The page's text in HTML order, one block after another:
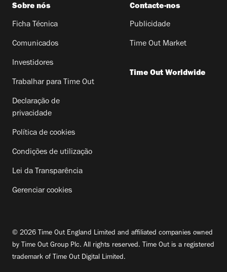
Sobre nós
Ficha Técnica
Comunicados
Investidores
Trabalhar para Time Out
Declaração de
privacidade
Política de cookies
Condições de utilização
Lei da Transparência
Gerenciar cookies
Contacte-nos
Publicidade
Time Out Market
Time Out Worldwide
© 2026 Time Out England Limited and affiliated companies owned
by Time Out Group Plc. All rights reserved. Time Out is a registered
trademark of Time Out Digital Limited.